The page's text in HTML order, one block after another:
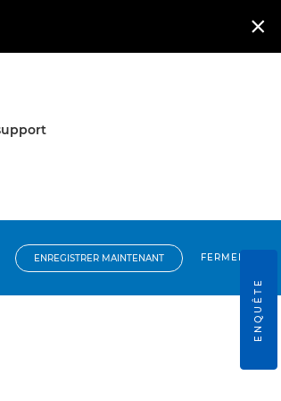

ENREGISTRER MAINTENANT FERMER
ENQUÊTE